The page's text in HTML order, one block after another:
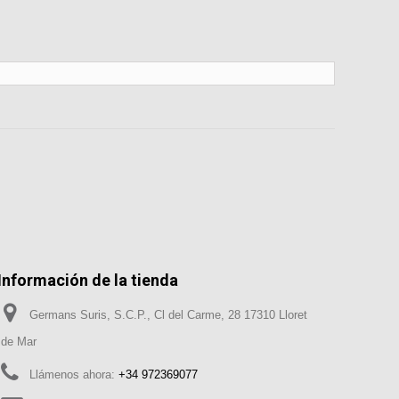
de la tienda
Germans Suris, S.C.P., Cl del Carme, 28 17310 Lloret
de Mar
Llámenos ahora: +34 972369077